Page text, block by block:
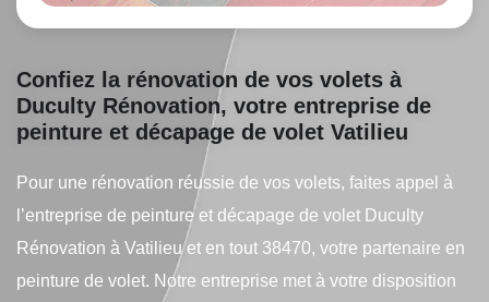
Confiez la rénovation de vos volets à
Duculty Rénovation, votre entreprise de
peinture et décapage de volet Vatilieu
Pour une rénovation réussie de vos volets, faites appel à
l’entreprise de peinture et décapage de volet Duculty
Rénovation à Vatilieu et en tout 38470, votre partenaire en
peinture de volet. Notre entreprise met à votre disposition